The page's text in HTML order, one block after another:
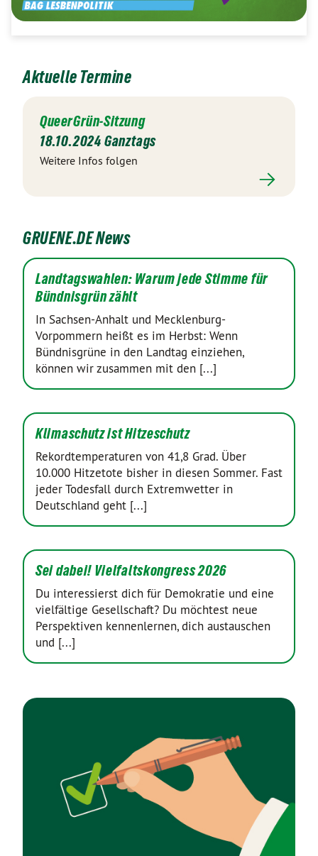
Aktuelle Termine
QueerGrün-Sitzung
18.10.2024 Ganztags
Weitere Infos folgen
GRUENE.DE News
Landtagswahlen: Warum jede Stimme für
Bündnisgrün zählt
In Sachsen-Anhalt und Mecklenburg-
Vorpommern heißt es im Herbst: Wenn
Bündnisgrüne in den Landtag einziehen,
können wir zusammen mit den [...]
Klimaschutz ist Hitzeschutz
Rekordtemperaturen von 41,8 Grad. Über
10.000 Hitzetote bisher in diesen Sommer. Fast
jeder Todesfall durch Extremwetter in
Deutschland geht [...]
Sei dabei! Vielfaltskongress 2026
Du interessierst dich für Demokratie und eine
vielfältige Gesellschaft? Du möchtest neue
Perspektiven kennenlernen, dich austauschen
und [...]